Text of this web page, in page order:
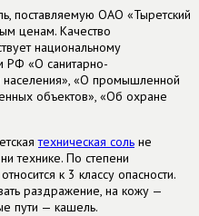
поставляемую ОАО «Тыретский
ценам. Качество
национальному
РФ «О санитарно-
населения», «О промышленной
объектов», «Об охране
техническая соль не
технике. По степени
к 3 классу опасности.
раздражение, на кожу —
пути — кашель.